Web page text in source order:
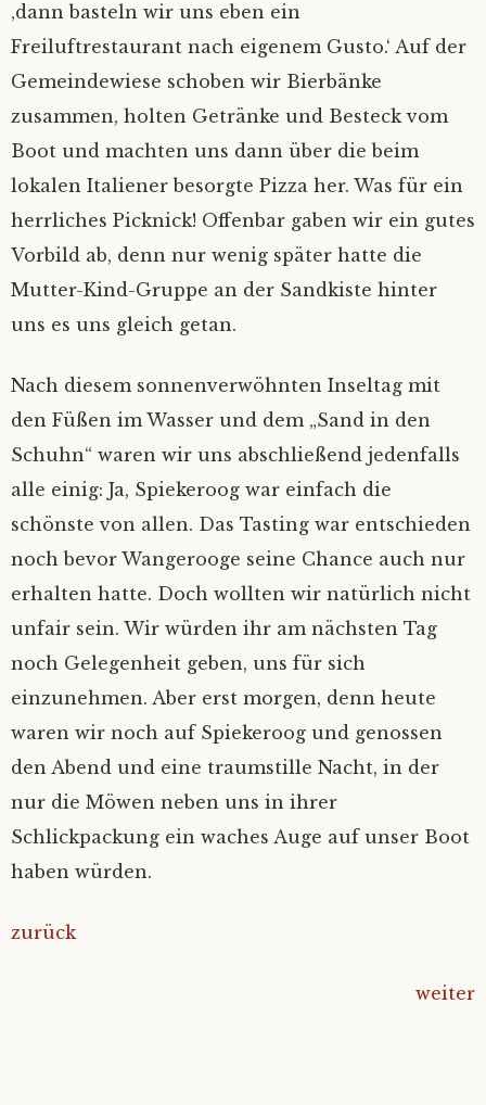
‚dann basteln wir uns eben ein
Freiluftrestaurant nach eigenem Gusto.‘ Auf der
Gemeindewiese schoben wir Bierbänke
zusammen, holten Getränke und Besteck vom
Boot und machten uns dann über die beim
lokalen Italiener besorgte Pizza her. Was für ein
herrliches Picknick! Offenbar gaben wir ein gutes
Vorbild ab, denn nur wenig später hatte die
Mutter-Kind-Gruppe an der Sandkiste hinter
uns es uns gleich getan.
Nach diesem sonnenverwöhnten Inseltag mit
den Füßen im Wasser und dem „Sand in den
Schuhn“ waren wir uns abschließend jedenfalls
alle einig: Ja, Spiekeroog war einfach die
schönste von allen. Das Tasting war entschieden
noch bevor Wangerooge seine Chance auch nur
erhalten hatte. Doch wollten wir natürlich nicht
unfair sein. Wir würden ihr am nächsten Tag
noch Gelegenheit geben, uns für sich
einzunehmen. Aber erst morgen, denn heute
waren wir noch auf Spiekeroog und genossen
den Abend und eine traumstille Nacht, in der
nur die Möwen neben uns in ihrer
Schlickpackung ein waches Auge auf unser Boot
haben würden.
zurück
weiter